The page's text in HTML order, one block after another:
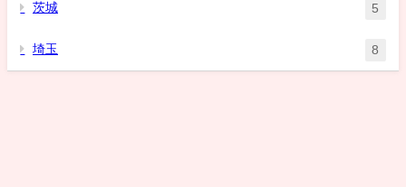
茨城 5
埼玉 8